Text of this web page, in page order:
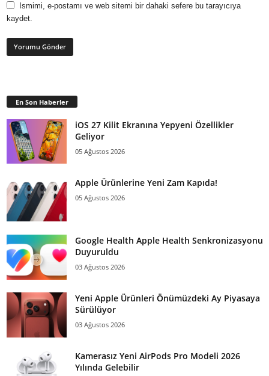
Ismimi, e-postamı ve web sitemi bir dahaki sefere bu tarayıcıya
kaydet.
En Son Haberler
iOS 27 Kilit Ekranına Yepyeni Özellikler
Geliyor
05 Ağustos 2026
Apple Ürünlerine Yeni Zam Kapıda!
05 Ağustos 2026
Google Health Apple Health Senkronizasyonu
Duyuruldu
03 Ağustos 2026
Yeni Apple Ürünleri Önümüzdeki Ay Piyasaya
Sürülüyor
03 Ağustos 2026
Kamerasız Yeni AirPods Pro Modeli 2026
Yılında Gelebilir